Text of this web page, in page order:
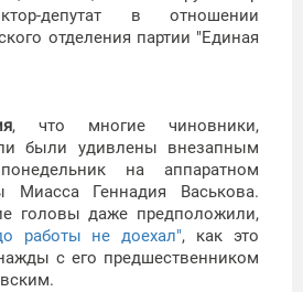
депутат в отношении
отделения партии "Единая
, что многие чиновники,
были удивлены внезапным
на аппаратном
Миасса Геннадия Васькова.
головы даже предположили,
работы не доехал", как это
с его предшественником